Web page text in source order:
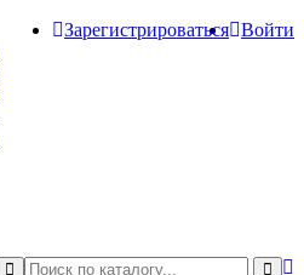
Войти
Зарегистрироваться